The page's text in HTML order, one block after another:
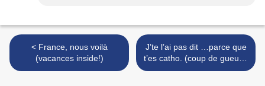
< France, nous voilà
(vacances inside!)
J’te l’ai pas dit …parce que
t’es catho. (coup de gueule)
>